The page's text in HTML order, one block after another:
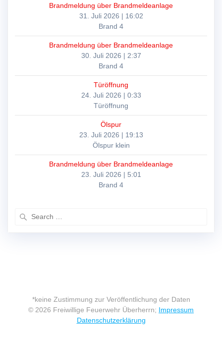
Brandmeldung über Brandmeldeanlage
31. Juli 2026 | 16:02
Brand 4
Brandmeldung über Brandmeldeanlage
30. Juli 2026 | 2:37
Brand 4
Türöffnung
24. Juli 2026 | 0:33
Türöffnung
Ölspur
23. Juli 2026 | 19:13
Ölspur klein
Brandmeldung über Brandmeldeanlage
23. Juli 2026 | 5:01
Brand 4
*keine Zustimmung zur Veröffentlichung der Daten
© 2026 Freiwillige Feuerwehr Überherrn; Impressum
Datenschutzerklärung